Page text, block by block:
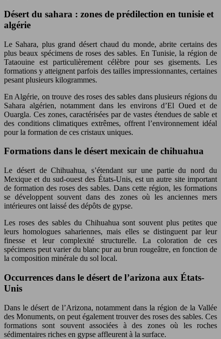
Désert du sahara : zones de prédilection en tunisie et
algérie
Le Sahara, plus grand désert chaud du monde, abrite certains des
plus beaux spécimens de roses des sables. En Tunisie, la région de
Tataouine est particulièrement célèbre pour ses gisements. Les
formations y atteignent parfois des tailles impressionnantes, certaines
pesant plusieurs kilogrammes.
En Algérie, on trouve des roses des sables dans plusieurs régions du
Sahara algérien, notamment dans les environs d’El Oued et de
Ouargla. Ces zones, caractérisées par de vastes étendues de sable et
des conditions climatiques extrêmes, offrent l’environnement idéal
pour la formation de ces cristaux uniques.
Formations dans le désert mexicain de chihuahua
Le désert de Chihuahua, s’étendant sur une partie du nord du
Mexique et du sud-ouest des États-Unis, est un autre site important
de formation des roses des sables. Dans cette région, les formations
se développent souvent dans des zones où les anciennes mers
intérieures ont laissé des dépôts de gypse.
Les roses des sables du Chihuahua sont souvent plus petites que
leurs homologues sahariennes, mais elles se distinguent par leur
finesse et leur complexité structurelle. La coloration de ces
spécimens peut varier du blanc pur au brun rougeâtre, en fonction de
la composition minérale du sol local.
Occurrences dans le désert de l’arizona aux États-
Unis
Dans le désert de l’Arizona, notamment dans la région de la Vallée
des Monuments, on peut également trouver des roses des sables. Ces
formations sont souvent associées à des zones où les roches
sédimentaires riches en gypse affleurent à la surface.